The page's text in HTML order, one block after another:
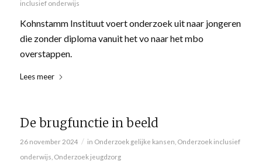
inclusief onderwijs
Kohnstamm Instituut voert onderzoek uit naar jongeren
die zonder diploma vanuit het vo naar het mbo
overstappen.
Lees meer
De brugfunctie in beeld
26 november 2024 / in Onderzoek gelijke kansen Onderzoek inclusief
onderwijs Onderzoek jeugdzorg